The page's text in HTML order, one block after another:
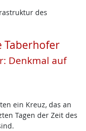
des
Taberhofer
Denkmal auf
ein Kreuz, das an
Tagen der Zeit des